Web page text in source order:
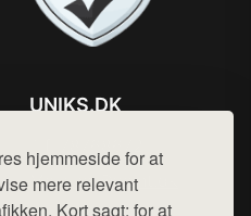
hjemmeside for at
mere relevant
Kort sagt: for at
UNIKS.DK
Mail: hej@want.dk